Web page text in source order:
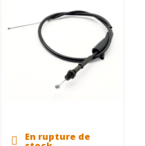
En rupture de